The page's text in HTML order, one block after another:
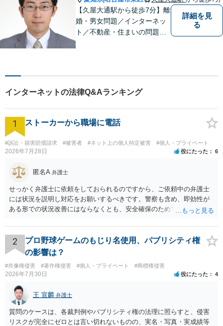
【久屋大通駅から徒歩7分】離
婚・男女問題／インターネッ
ト／不動産・住まいの問題に
をもとに柔軟に対応いたしま
す。まずはご相談ください。
【土日祝、夜間の相談可】
詳細を見
る
インターネットの法律Q&Aランキング
1 ストーカーから職場に電話
#訴訟・損害賠償請求 #被害者 #ネット上の個人特定被害 #個人・プライベート
2026年7月28日 役にたった 6
匿名A 弁護士
せっかく弁護士に依頼をしておられるのですから、ご依頼中の弁護士
には状況を説明し対応をお願いするべきです。警察も含め、即効性が
ある形での状況改善にはならなくとも、安全確保のためできることは
2
プロ野球ゲームのもじり名使用、パブリシティ権
の影響は？
#肖像権侵害 #著作権侵害 #個人・プライベート #商標権侵害
2026年7月30日 役にたった 4
王 宣麟 弁護士
質問のケースは、各裁判例やパブリシティ権の法理に照らすと、侵害
リスクが完全にゼロとは言い切れないものの、実名・写真・実成績等